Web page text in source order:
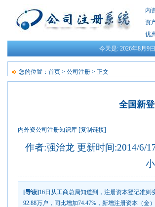
内
资
优
今天是: 2026年8月9日
您的位置： 首页 > 公司注册 > 正文
全国新
内外资公司注册知识库 [复制链接]
作者:强治龙 更新时间:2014/6/
小
[导读]16日从工商总局知道到，注册资本登记准
92.88万户，同比增加74.47%，新增注册资本（